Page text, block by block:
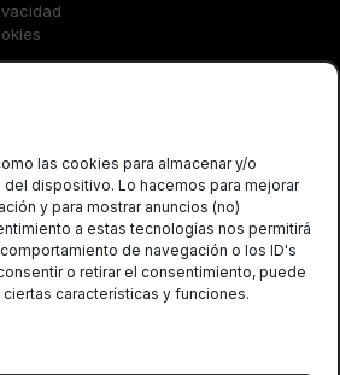
las cookies para almacenar y/o
dispositivo. Lo hacemos para mejorar
y para mostrar anuncios (no)
a estas tecnologías nos permitirá
de navegación o los ID's
o retirar el consentimiento, puede
características y funciones.
LinkedIn